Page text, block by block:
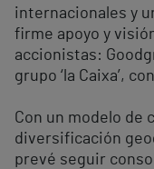
internacionales y
firme apoyo y
accionistas:
grupo ‘la Caixa’,
Con un modelo de
diversificación
prevé seguir